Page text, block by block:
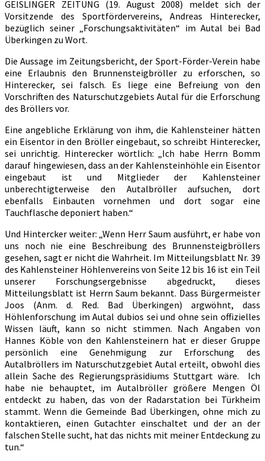
GEISLINGER ZEITUNG (19. August 2008) meldet sich der
Vorsitzende des Sportfördervereins, Andreas Hinterecker,
bezüglich seiner „Forschungsaktivitäten“ im Autal bei Bad
Überkingen zu Wort.
Die Aussage im Zeitungsbericht, der Sport-Förder-Verein habe
eine Erlaubnis den Brunnensteigbröller zu erforschen, so
Hinterecker, sei falsch. Es liege eine Befreiung von den
Vorschriften des Naturschutzgebiets Autal für die Erforschung
des Bröllers vor.
Eine angebliche Erklärung von ihm, die Kahlensteiner hätten
ein Eisentor in den Bröller eingebaut, so schreibt Hinterecker,
sei unrichtig. Hinterecker wörtlich: „Ich habe Herrn Bomm
darauf hingewiesen, dass an der Kahlensteinhöhle ein Eisentor
eingebaut ist und Mitglieder der Kahlensteiner
unberechtigterweise den Autalbröller aufsuchen, dort
ebenfalls Einbauten vornehmen und dort sogar eine
Tauchflasche deponiert haben.“
Und Hintercker weiter: „Wenn Herr Saum ausführt, er habe von
uns noch nie eine Beschreibung des Brunnensteigbröllers
gesehen, sagt er nicht die Wahrheit. Im Mitteilungsblatt Nr. 39
des Kahlensteiner Höhlenvereins von Seite 12 bis 16 ist ein Teil
unserer Forschungsergebnisse abgedruckt, dieses
Mitteilungsblatt ist Herrn Saum bekannt. Dass Bürgermeister
Joos (Anm. d. Red. Bad Überkingen) argwöhnt, dass
Höhlenforschung im Autal dubios sei und ohne sein offizielles
Wissen läuft, kann so nicht stimmen. Nach Angaben von
Hannes Köble von den Kahlensteinern hat er dieser Gruppe
persönlich eine Genehmigung zur Erforschung des
Autalbröllers im Naturschutzgebiet Autal erteilt, obwohl dies
allein Sache des Regierungspräsidiums Stuttgart wäre. Ich
habe nie behauptet, im Autalbröller größere Mengen Öl
entdeckt zu haben, das von der Radarstation bei Türkheim
stammt. Wenn die Gemeinde Bad Überkingen, ohne mich zu
kontaktieren, einen Gutachter einschaltet und der an der
falschen Stelle sucht, hat das nichts mit meiner Entdeckung zu
tun.“